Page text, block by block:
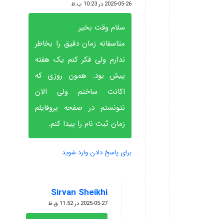
2025-05-26 در 10:23 ب.ظ
سلام وقت بخیر
متاسفانه زمان دقیق را بخاطر
ندارم ولی فکر کنم یک هفته
پیش بود. همون روزی که
اکانت ساختم ولی الان
نتونستم در صفحه پروفایلم
زمان ثبت نام را پیدا کنم.
برای پاسخ دادن وارد شوید
Sirvan Sheikhi
گفته:
2025-05-27 در 11:52 ق.ظ